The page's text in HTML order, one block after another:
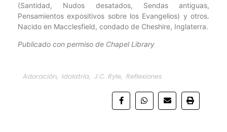
(Santidad, Nudos desatados, Sendas antiguas,
Pensamientos expositivos sobre los Evangelios) y otros.
Nacido en Macclesfield, condado de Cheshire, Inglaterra.
Publicado con permiso de Chapel Library
Adoración, Idolatría, J.C. Ryle, Reflexiones